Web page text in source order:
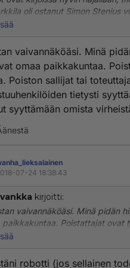
oli ostanut Simon Stenius
Myöhemmin tilat siirtyivät
historia on varmaankin
ymmärtää, mikä taho vihaa
Mikä niissä lienee
vaivannäköäsi. Minä
omaa paikkakuntaa.
Poiston sallijat tai
tietysti
syyttämään omista
07-24 18:38:43
kirjoitti:
vaivannäköäsi. Minä pidän
paikkakuntaa. Poistattajat ovat
ovat aivan samaa
tietokonetta;)
robotti (jos sellainen